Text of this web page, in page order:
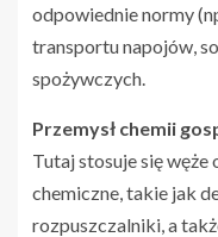
odpowiednie normy
transportu napojów,
spożywczych.
Przemysł chemii
Tutaj stosuje się
chemiczne, takie jak
rozpuszczalniki, a